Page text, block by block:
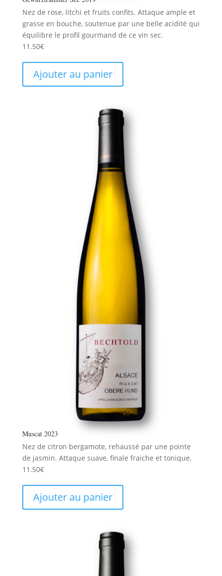
Nez de rose, litchi et fruits confits. Attaque ample et
grasse en bouche, soutenue par une belle acidité qui
équilibre le profil gourmand de ce vin sec.
11.50€
Ajouter au panier
Muscat 2023
Nez de citron bergamote, rehaussé par une pointe
de jasmin. Attaque suave, finale fraiche et tonique.
11.50€
Ajouter au panier